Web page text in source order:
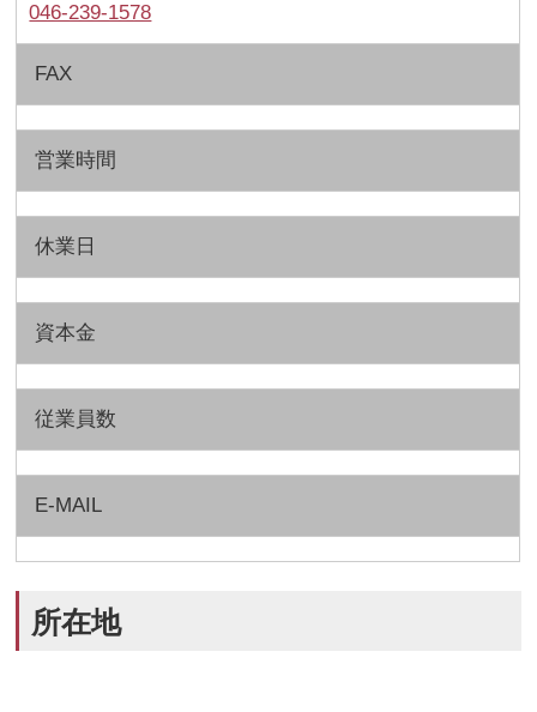
046-239-1578
FAX
営業時間
休業日
資本金
従業員数
E-MAIL
所在地